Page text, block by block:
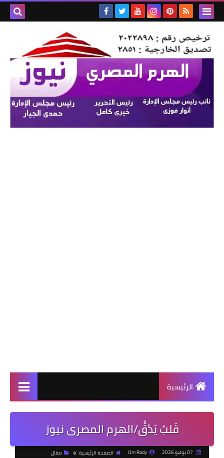
الرئيسية
قَلبٌ يَدُقُّ/الهرم المصرى نيوز
Om Rody الصفحة الرئيسية مقال